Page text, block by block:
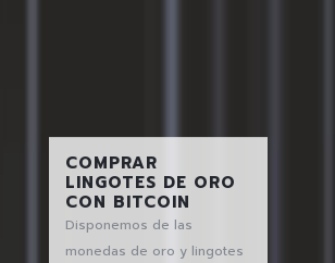
COMPRAR
LINGOTES DE ORO
CON BITCOIN
Disponemos de las
monedas de oro y lingotes